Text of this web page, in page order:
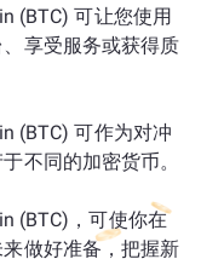
(BTC) 可让您使用
享受服务或获得质
(BTC) 可作为对冲
不同的加密货币。
(BTC)，可使你在
做好准备，把握新